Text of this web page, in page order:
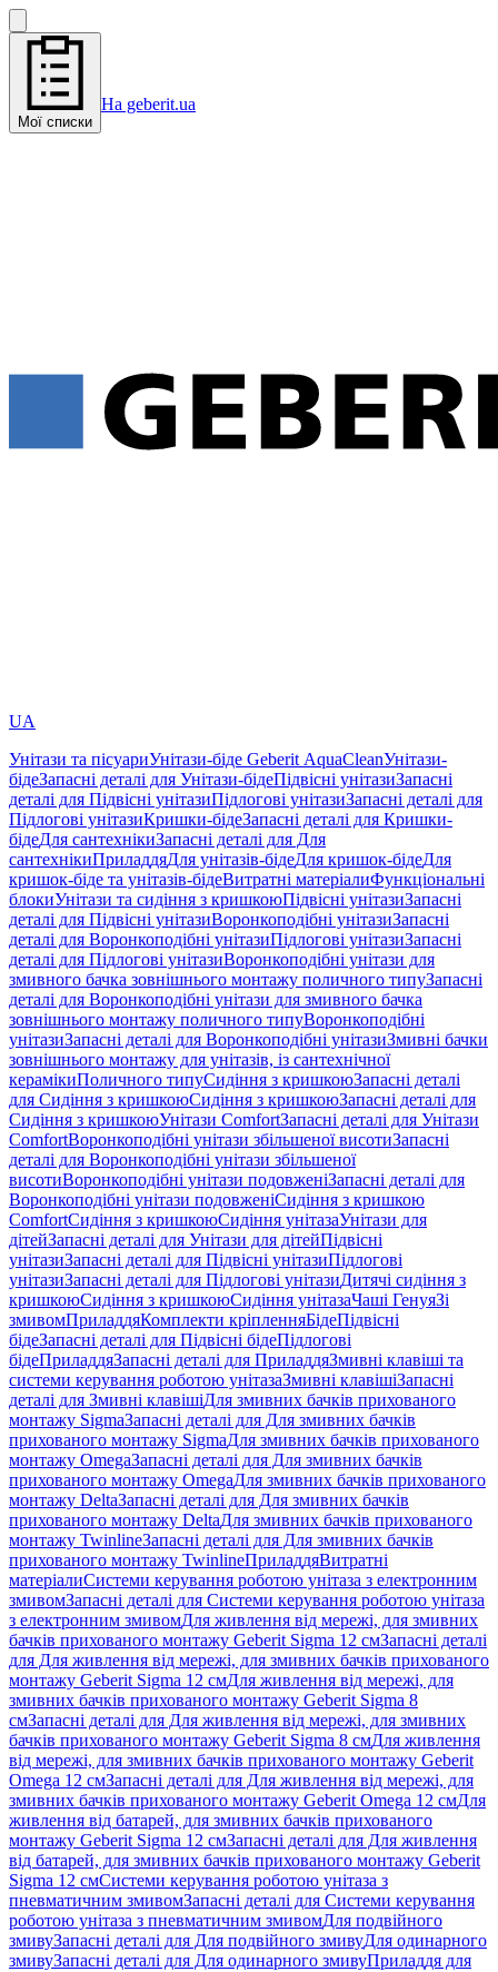
Мої списки
На geberit.ua
UA
Унітази та пісуариУнітази-біде Geberit AquaCleanУнітази-
бідеЗапасні деталі для Унітази-бідеПідвісні унітазиЗапасні
деталі для Підвісні унітазиПідлогові унітазиЗапасні деталі для
Підлогові унітазиКришки-бідеЗапасні деталі для Кришки-
бідеДля сантехнікиЗапасні деталі для Для
сантехнікиПриладдяДля унітазів-бідеДля кришок-бідеДля
кришок-біде та унітазів-бідеВитратні матеріалиФункціональні
блокиУнітази та сидіння з кришкоюПідвісні унітазиЗапасні
деталі для Підвісні унітазиВоронкоподібні унітазиЗапасні
деталі для Воронкоподібні унітазиПідлогові унітазиЗапасні
деталі для Підлогові унітазиВоронкоподібні унітази для
змивного бачка зовнішнього монтажу поличного типуЗапасні
деталі для Воронкоподібні унітази для змивного бачка
зовнішнього монтажу поличного типуВоронкоподібні
унітазиЗапасні деталі для Воронкоподібні унітазиЗмивні бачки
зовнішнього монтажу для унітазів, із сантехнічної
керамікиПоличного типуСидіння з кришкоюЗапасні деталі
для Сидіння з кришкоюСидіння з кришкоюЗапасні деталі для
Сидіння з кришкоюУнітази ComfortЗапасні деталі для Унітази
ComfortВоронкоподібні унітази збільшеної висотиЗапасні
деталі для Воронкоподібні унітази збільшеної
висотиВоронкоподібні унітази подовженіЗапасні деталі для
Воронкоподібні унітази подовженіСидіння з кришкою
ComfortСидіння з кришкоюСидіння унітазаУнітази для
дітейЗапасні деталі для Унітази для дітейПідвісні
унітазиЗапасні деталі для Підвісні унітазиПідлогові
унітазиЗапасні деталі для Підлогові унітазиДитячі сидіння з
кришкоюСидіння з кришкоюСидіння унітазаЧаші ГенуяЗі
змивомПриладдяКомплекти кріпленняБідеПідвісні
бідеЗапасні деталі для Підвісні бідеПідлогові
бідеПриладдяЗапасні деталі для ПриладдяЗмивні клавіші та
системи керування роботою унітазаЗмивні клавішіЗапасні
деталі для Змивні клавішіДля змивних бачків прихованого
монтажу SigmaЗапасні деталі для Для змивних бачків
прихованого монтажу SigmaДля змивних бачків прихованого
монтажу OmegaЗапасні деталі для Для змивних бачків
прихованого монтажу OmegaДля змивних бачків прихованого
монтажу DeltaЗапасні деталі для Для змивних бачків
прихованого монтажу DeltaДля змивних бачків прихованого
монтажу TwinlineЗапасні деталі для Для змивних бачків
прихованого монтажу TwinlineПриладдяВитратні
матеріалиСистеми керування роботою унітаза з електронним
змивомЗапасні деталі для Системи керування роботою унітаза
з електронним змивомДля живлення від мережі, для змивних
бачків прихованого монтажу Geberit Sigma 12 смЗапасні деталі
для Для живлення від мережі, для змивних бачків прихованого
монтажу Geberit Sigma 12 смДля живлення від мережі, для
змивних бачків прихованого монтажу Geberit Sigma 8
смЗапасні деталі для Для живлення від мережі, для змивних
бачків прихованого монтажу Geberit Sigma 8 смДля живлення
від мережі, для змивних бачків прихованого монтажу Geberit
Omega 12 смЗапасні деталі для Для живлення від мережі, для
змивних бачків прихованого монтажу Geberit Omega 12 смДля
живлення від батарей, для змивних бачків прихованого
монтажу Geberit Sigma 12 смЗапасні деталі для Для живлення
від батарей, для змивних бачків прихованого монтажу Geberit
Sigma 12 смСистеми керування роботою унітаза з
пневматичним змивомЗапасні деталі для Системи керування
роботою унітаза з пневматичним змивомДля подвійного
змивуЗапасні деталі для Для подвійного змивуДля одинарного
змивуЗапасні деталі для Для одинарного змивуПриладдя для